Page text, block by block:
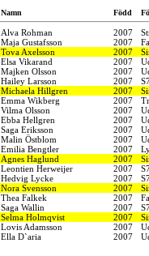
Namn Född
Alva Rohman 2007
Maja Gustafsson 2007
Tova Axelsson 2007
Elsa Vikarand 2007
Majken Olsson 2007
Hailey Larsson 2007
Michaela Hillgren 2007
Emma Wikberg 2007
Vilma Olsson 2007
Ebba Hellgren 2007
Saga Eriksson 2007
Malin Östblom 2007
Emilia Bengtler 2007
Agnes Haglund 2007
Leontien Herweijer 2007
Hedvig Lycke 2007
Nora Svensson 2007
Thea Falkek 2007
Saga Wallin 2007
Selma Holmqvist 2007
Lovis Adamsson
2007
Ella D`aria
2007